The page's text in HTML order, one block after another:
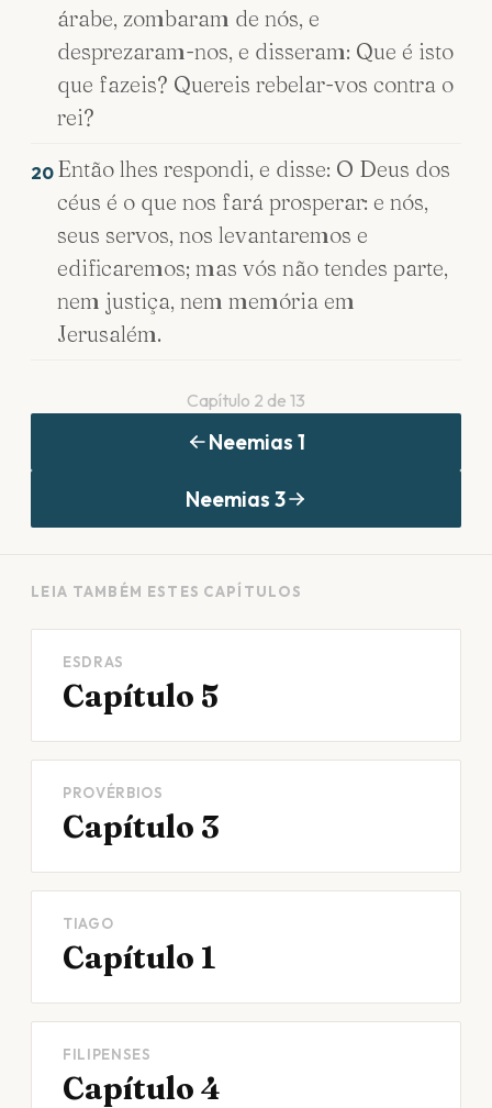
árabe, zombaram de nós, e
desprezaram-nos, e disseram: Que é isto
que fazeis? Quereis rebelar-vos contra o
rei?
20 Então lhes respondi, e disse: O Deus dos
céus é o que nos fará prosperar: e nós,
seus servos, nos levantaremos e
edificaremos; mas vós não tendes parte,
nem justiça, nem memória em
Jerusalém.
Capítulo 2 de 13
Neemias 1
Neemias 3
LEIA TAMBÉM ESTES CAPÍTULOS
ESDRAS
Capítulo 5
PROVÉRBIOS
Capítulo 3
TIAGO
Capítulo 1
FILIPENSES
Capítulo 4